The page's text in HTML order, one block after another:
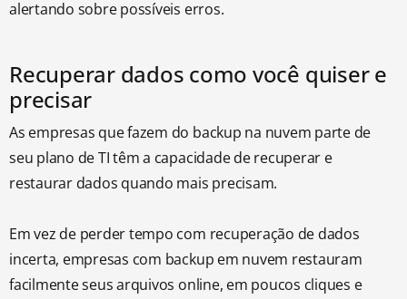
alertando sobre possíveis erros.
Recuperar dados como você quiser e
precisar
As empresas que fazem do backup na nuvem parte de
seu plano de TI têm a capacidade de recuperar e
restaurar dados quando mais precisam.
Em vez de perder tempo com recuperação de dados
incerta, empresas com backup em nuvem restauram
facilmente seus arquivos online, em poucos cliques e